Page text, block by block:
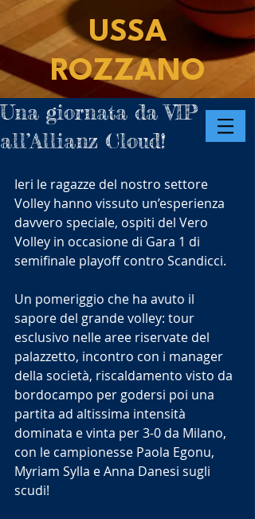
USSA
ROZZANO
Una giornata da VIP
all’Allianz Cloud!
Ieri le ragazze del nostro settore
Volley hanno vissuto un’esperienza
davvero speciale, ospiti del Vero
Volley in occasione di Gara 1 di
semifinale playoff contro Scandicci.
Un pomeriggio che ha avuto il
sapore del grande volley: tour
esclusivo nelle aree riservate del
palazzetto, incontro con i manager
della società, riscaldamento visto da
bordocampo per godersi poi una
partita ad altissima intensità
dominata e vinta per 3-0 da Milano,
con le campionesse Paola Egonu,
Myriam Sylla e Anna Danesi sugli
scudi!